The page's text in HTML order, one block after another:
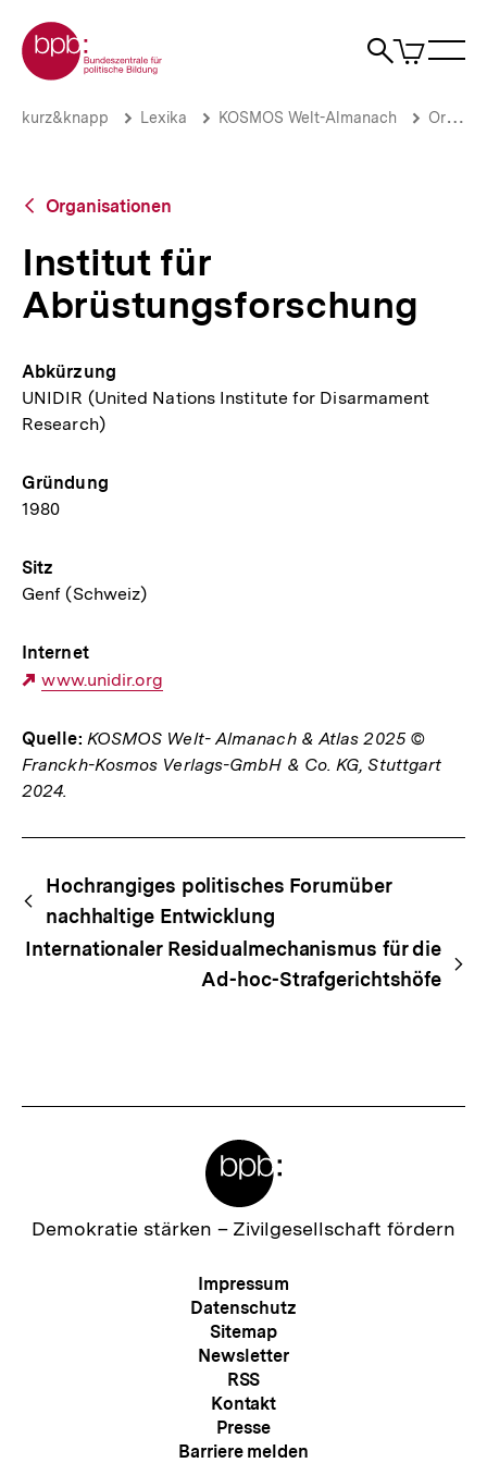
zum
Seiteninhalt
springen
Zur Startseite der bpb
Suche
Artikel
im
Institut
bpb.de
Brotkrümelnavigation
Pfadnavigation
kurz&knapp Lexika KOSMOS Welt-Almanach Organisationen
Zurück
Übersicht
Organisationen
Institut für
Abrüstungsforschung
Abkürzung
UNIDIR (United Nations Institute for Disarmament
Research)
Gründung
1980
Sitz
Genf (Schweiz)
Internet
Externer
www.unidir.org
Quelle: KOSMOS Welt- Almanach & Atlas 2025 ©
Franckh-Kosmos Verlags-GmbH & Co. KG, Stuttgart
2024.
Begriffsnavigation
Content-
Navigation
Hochrangiges politisches Forumüber
nachhaltige Entwicklung
Internationaler Residualmechanismus für die
Ad-hoc-Strafgerichtshöfe
Zur
Demokratie stärken – Zivilgesellschaft fördern
Meta-
Navigation
Impressum
Datenschutz
Sitemap
Newsletter
RSS
Kontakt
Presse
Barriere melden